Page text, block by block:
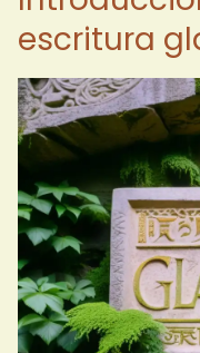
escritura